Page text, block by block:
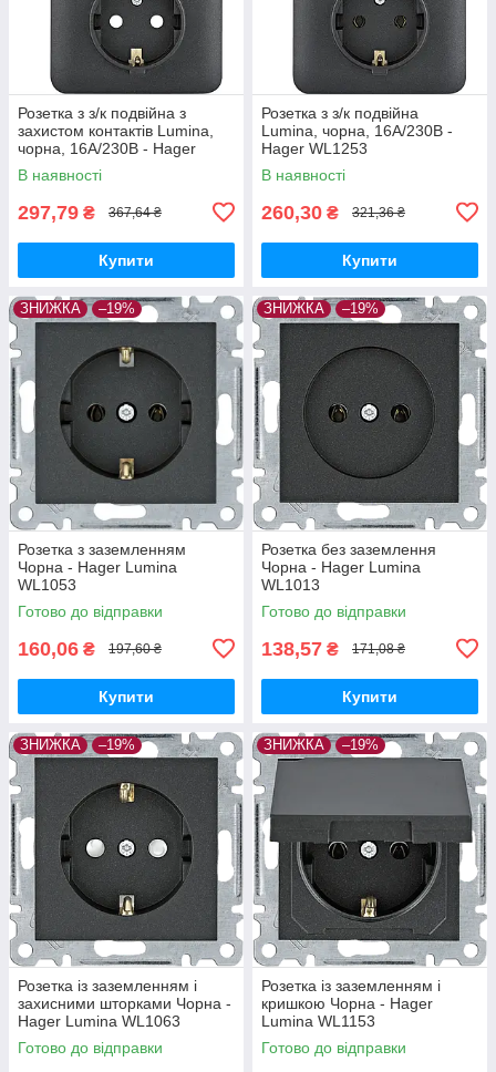
Розетка з з/к подвійна з
захистом контактів Lumina,
чорна, 16А/230В - Hager
WL1263
В наявності
297,79 ₴ 367,64 ₴
Купити
Розетка з з/к подвійна
Lumina, чорна, 16А/230В -
Hager WL1253
В наявності
260,30 ₴ 321,36 ₴
Купити
ЗНИЖКА –19%
Розетка з заземленням
Чорна - Hager Lumina
WL1053
Готово до відправки
160,06 ₴ 197,60 ₴
Купити
ЗНИЖКА –19%
Розетка без заземлення
Чорна - Hager Lumina
WL1013
Готово до відправки
138,57 ₴ 171,08 ₴
Купити
ЗНИЖКА –19%
Розетка із заземленням і
захисними шторками Чорна -
Hager Lumina WL1063
Готово до відправки
ЗНИЖКА –19%
Розетка із заземленням і
кришкою Чорна - Hager
Lumina WL1153
Готово до відправки